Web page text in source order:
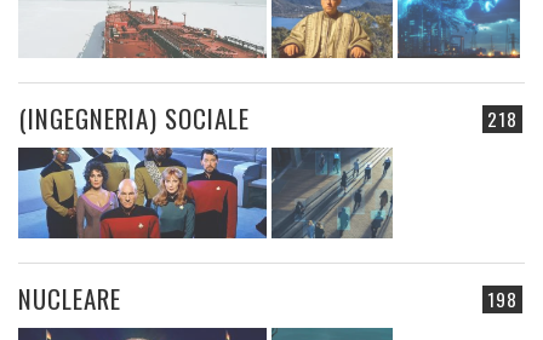
218
(INGEGNERIA) SOCIALE
198
NUCLEARE